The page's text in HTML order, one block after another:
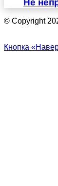
Не
© Copyright
Кнопка